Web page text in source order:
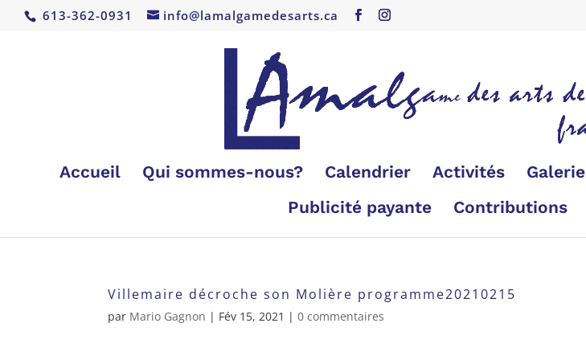
613-362-0931 info@lamalgamedesarts.ca
Accueil Qui sommes-nous? Calendrier Activités Galerie
Publicité payante
Contributions
Villemaire décroche son Molière programme20210215
par Mario Gagnon | Fév 15, 2021 |0 commentaires